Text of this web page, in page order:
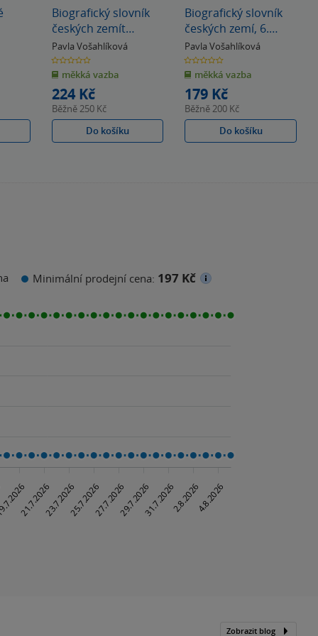
Biografický slovník
českých zemít
/11.svazek/ (Čern-Čž)
Pavla Vošahlíková
0.0
z
5
hvězdiček
měkká vazba
224 Kč
Běžně250 Kč
Do košíku
Biografický slovník
českých zemí, 6.
sešit (Boh-Bož)
Pavla Vošahlíková
0.0
z
5
hvězdiček
měkká vazba
179 Kč
Běžně200 Kč
Do košíku
Minimální prodejní cena: 197 Kč
Zobrazit blog